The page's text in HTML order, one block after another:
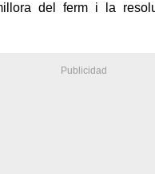
del ferm i la